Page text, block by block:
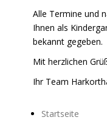
Alle Termine und
Ihnen als
bekannt gegeben.
Mit herzlichen
Ihr Team
Startseite